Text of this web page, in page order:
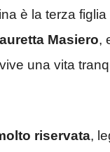
è la terza
Masiero,
una vita
riservata,